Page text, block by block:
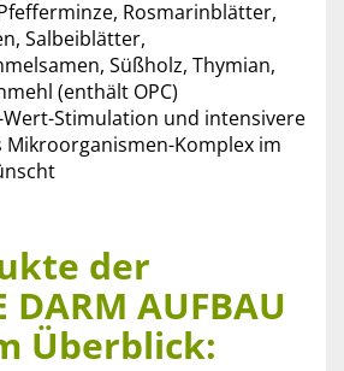
Rosmarinblätter,
Salbeiblätter,
Süßholz, Thymian,
(enthält OPC)
Stimulation und intensivere
Komplex im
der
DARM AUFBAU
Überblick: